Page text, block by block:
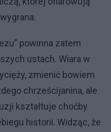
powinna zatem
ustach. Wiara w
zmienić bowiem
chrześcijanina, ale
kształtuje choćby
historii. Widząc, że